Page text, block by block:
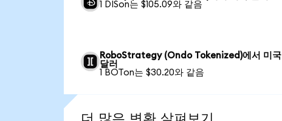
1 DISon는 $105.09와 같음
RoboStrategy (Ondo Tokenized)에서 미국
달러
1 BOTon는 $30.20와 같음